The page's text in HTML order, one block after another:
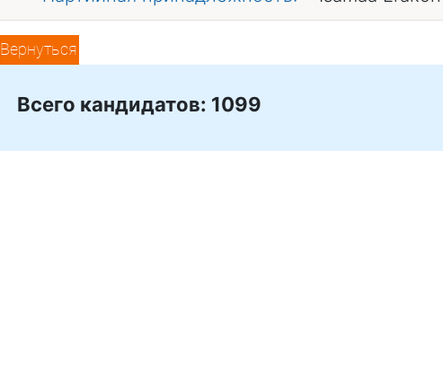
Вернуться
Всего кандидатов: 1099